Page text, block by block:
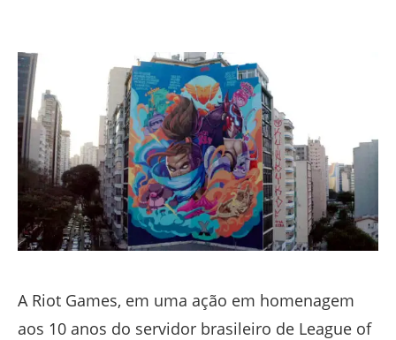
A Riot Games, em uma ação em homenagem
aos 10 anos do servidor brasileiro de League of